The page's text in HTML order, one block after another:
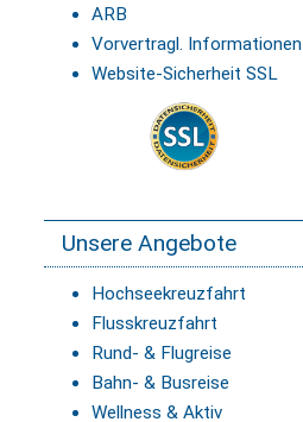
ARB
Vorvertragl. Informationen
Website-Sicherheit SSL
Unsere Angebote
Hochseekreuzfahrt
Flusskreuzfahrt
Rund- & Flugreise
Bahn- & Busreise
Wellness & Aktiv